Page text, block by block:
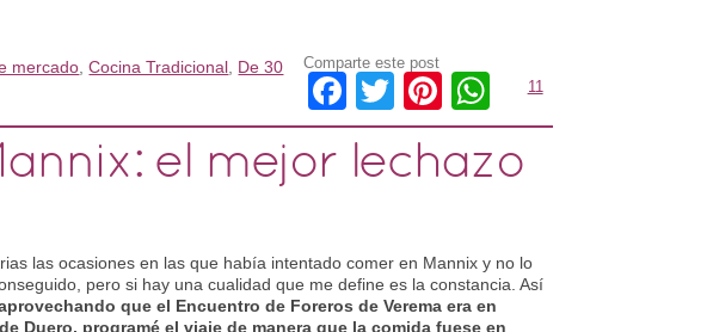
mercado ,Cocina Tradicional De 30
Comparte este post
Facebook
TwitterPinterest
WhatsApp
11
el mejor lechazo
las ocasiones en las que había intentado comer en Mannix y no lo
pero si hay una cualidad que me define es la constancia. Así
que el Encuentro de Foreros de Verema era en
Duero, programé el viaje de manera que la comida fuese en